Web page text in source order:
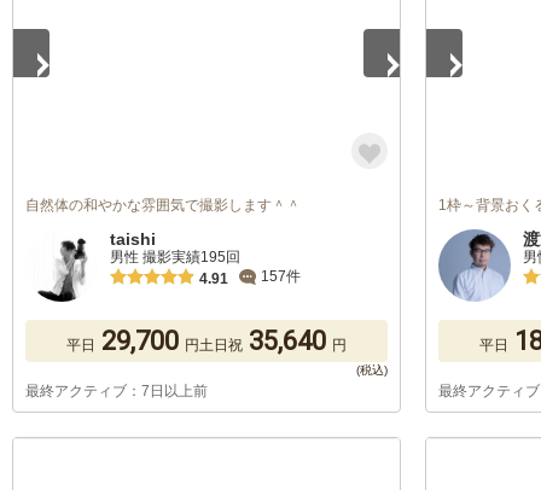
自然体の和やかな雰囲気で撮影します＾＾
taishi
男性 撮影実績195回
4.91
157件
平日 29,700 円土日祝 35,640 円
最終アクティブ：7日以上前
1枠～背景おく
平日
最終アクティ